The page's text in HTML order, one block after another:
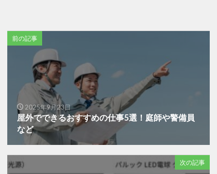
前の記事
2025年9月23日
屋外でできるおすすめの仕事5選！庭師や警備員
など
次の記事